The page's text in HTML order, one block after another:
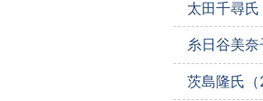
太田千尋
糸日谷美
茨島隆氏